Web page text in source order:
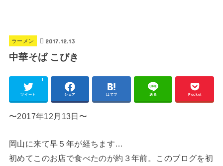
ラーメン 2017.12.13
中華そば こびき
ツイート
1
シェア はてブ 送る Pocket
〜2017年12月13日〜
岡山に来て早５年が経ちます…
初めてこのお店で食べたのが約３年前。このブログを初